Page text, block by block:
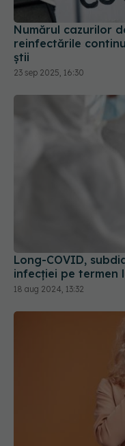
Numărul cazurilor
reinfectările
știi
23 sep 2025, 16:30
Long-COVID,
infecției pe termen
18 aug 2024, 13:32